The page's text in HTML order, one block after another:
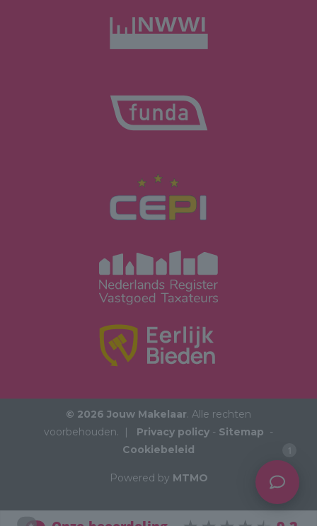
© 2026 Jouw Makelaar. Alle rechten
voorbehouden. | Privacy policy - Sitemap -
Cookiebeleid
Powered by MTMO
1